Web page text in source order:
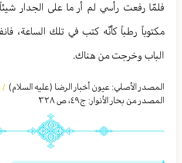
فلمّا رفعت رأسي لم أر ما على الجدار
مكتوباً رطباً كأنّه كتب في تلك الساعة،
الباب وخرجت من هناك.
المصدر الأصلي: عيون أخبار الرضا (عليه السلام) /
المصدر من بحار الأنوار: ج٤٩، ص ٣٢٨